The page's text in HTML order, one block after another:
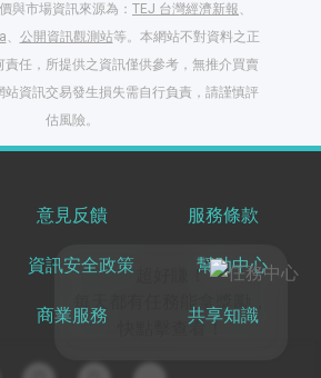
與市場資訊來源為： TEJ 台灣經濟新報、
、 公開資訊觀測站等。本網站不對資料之正
責任，所提供之資訊僅供參考，無推介買賣
站資訊交易發生損失需自行負責，請謹慎評
估風險。
意見反饋 服務條款
資訊安全政策 幫助中心
商業服務 共享知識
出國就缺這咖？股